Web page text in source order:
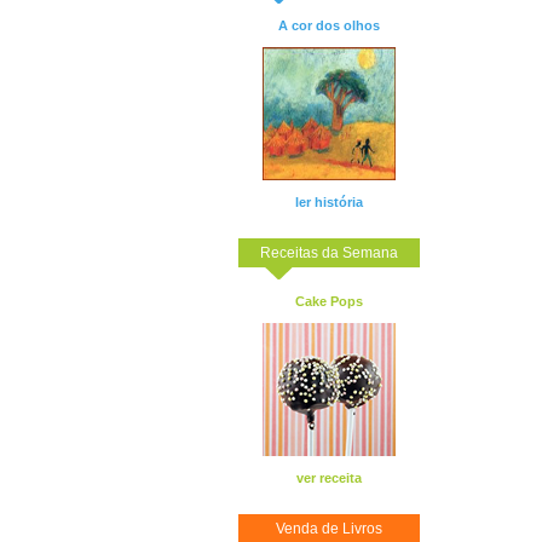
A cor dos olhos
ler história
Receitas da Semana
Cake Pops
ver receita
Venda de Livros